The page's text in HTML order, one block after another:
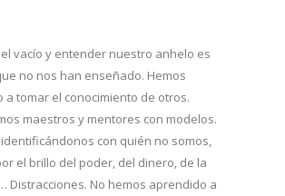
vacío y entender nuestro anhelo es
no nos han enseñado. Hemos
a tomar el conocimiento de otros.
maestros y mentores con modelos.
con quién no somos,
el brillo del poder, del dinero, de la
Distracciones. No hemos aprendido a